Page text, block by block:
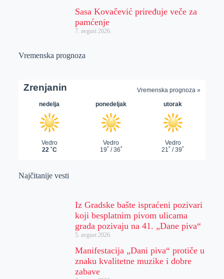
Sasa Kovačević priređuje veče za
pamćenje
7. avgust 2026.
Vremenska prognoza
Najčitanije vesti
Iz Gradske bašte ispraćeni pozivari
koji besplatnim pivom ulicama
grada pozivaju na 41. „Dane piva“
5. avgust 2026.
Manifestacija „Dani piva“ protiče u
znaku kvalitetne muzike i dobre
zabave